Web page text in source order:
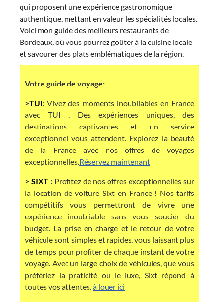
qui proposent une expérience gastronomique
authentique, mettant en valeur les spécialités locales.
Voici mon guide des meilleurs restaurants de
Bordeaux, où vous pourrez goûter à la cuisine locale
et savourer des plats emblématiques de la région.
Votre guide de voyage:
>TUI: Vivez des moments inoubliables en France
avec TUI . Des expériences uniques, des
destinations captivantes et un service
exceptionnel vous attendent. Explorez la beauté
de la France avec nos offres de voyages
exceptionnelles.Réservez maintenant
> SIXT:Profitez de nos offres exceptionnelles sur
la location de voiture Sixt en France ! Nos tarifs
compétitifs vous permettront de vivre une
expérience inoubliable sans vous soucier du
budget. La prise en charge et le retour de votre
véhicule sont simples et rapides, vous laissant plus
de temps pour profiter de chaque instant de votre
voyage. Avec un large choix de véhicules, que vous
préfériez la praticité ou le luxe, Sixt répond à
toutes vos attentes.à louer ici